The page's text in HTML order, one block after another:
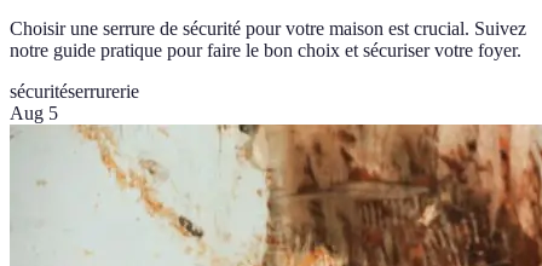
Choisir une serrure de sécurité pour votre maison est crucial. Suivez
notre guide pratique pour faire le bon choix et sécuriser votre foyer.
sécuritéserrurerie
Aug 5